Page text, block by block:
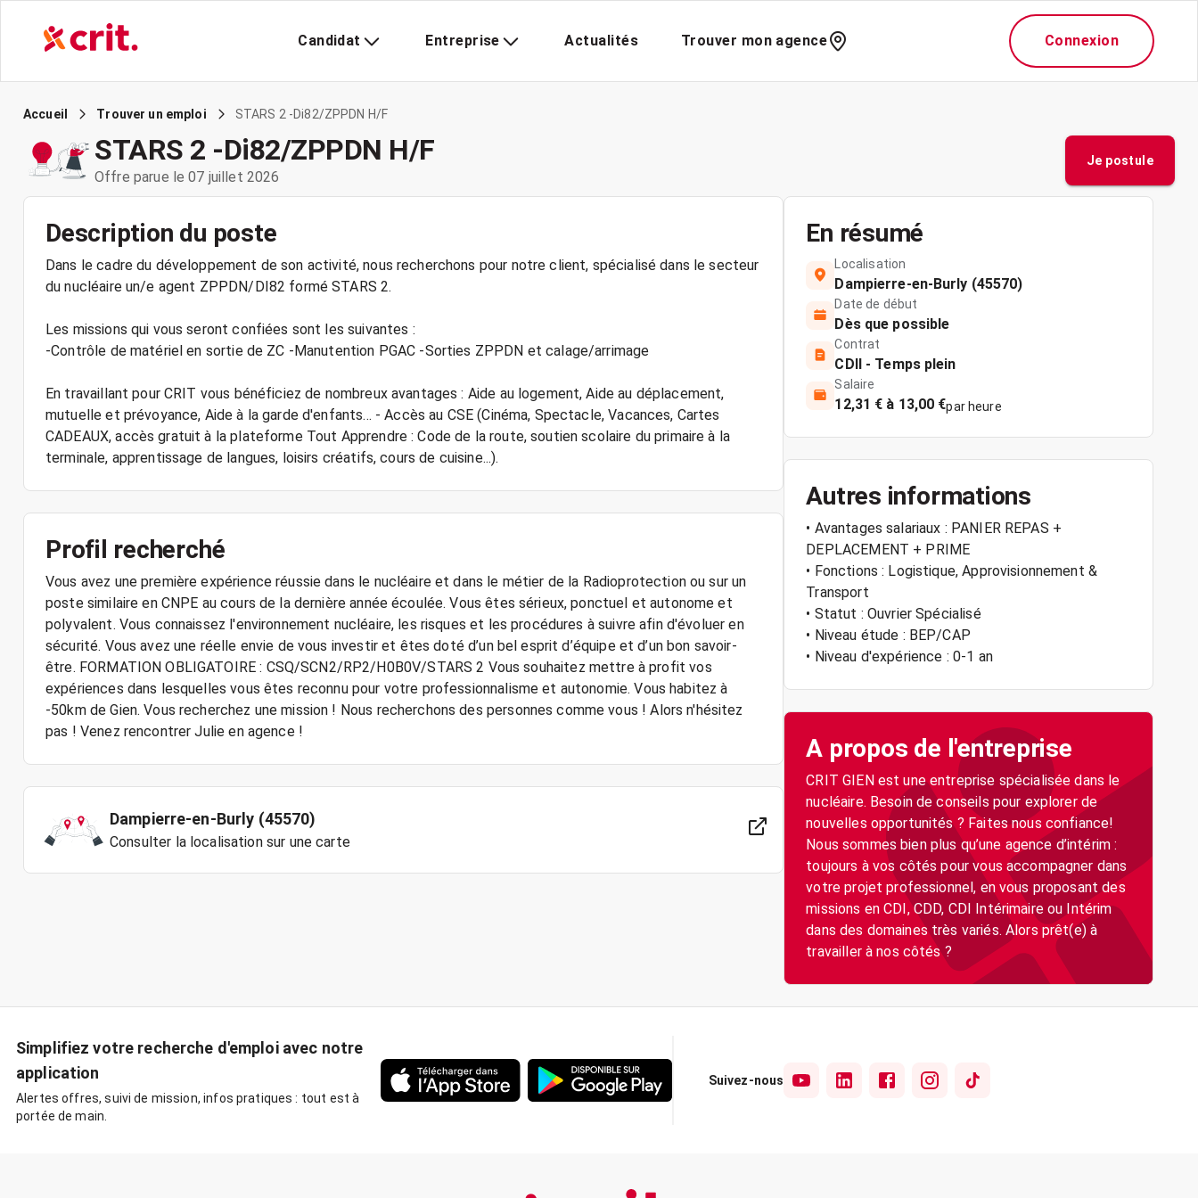
Candidat Entreprise Actualités Trouver mon agence Connexion
Accueil Trouver un emploi STARS 2 -Di82/ZPPDN H/F
STARS 2 -Di82/ZPPDN H/F
Offre parue le 07 juillet 2026
Je postule
Description du poste
Dans le cadre du développement de son activité, nous recherchons pour notre client, spécialisé dans le secteur
du nucléaire un/e agent ZPPDN/DI82 formé STARS 2.
Les missions qui vous seront confiées sont les suivantes :
-Contrôle de matériel en sortie de ZC -Manutention PGAC -Sorties ZPPDN et calage/arrimage
En travaillant pour CRIT vous bénéficiez de nombreux avantages : Aide au logement, Aide au déplacement,
mutuelle et prévoyance, Aide à la garde d'enfants... - Accès au CSE (Cinéma, Spectacle, Vacances, Cartes
CADEAUX, accès gratuit à la plateforme Tout Apprendre : Code de la route, soutien scolaire du primaire à la
terminale, apprentissage de langues, loisirs créatifs, cours de cuisine...).
Profil recherché
Vous avez une première expérience réussie dans le nucléaire et dans le métier de la Radioprotection ou sur un
poste similaire en CNPE au cours de la dernière année écoulée. Vous êtes sérieux, ponctuel et autonome et
polyvalent. Vous connaissez l'environnement nucléaire, les risques et les procédures à suivre afin d'évoluer en
sécurité. Vous avez une réelle envie de vous investir et êtes doté d’un bel esprit d’équipe et d’un bon savoir-
être. FORMATION OBLIGATOIRE : CSQ/SCN2/RP2/H0B0V/STARS 2 Vous souhaitez mettre à profit vos
expériences dans lesquelles vous êtes reconnu pour votre professionnalisme et autonomie. Vous habitez à
-50km de Gien. Vous recherchez une mission ! Nous recherchons des personnes comme vous ! Alors n'hésitez
pas ! Venez rencontrer Julie en agence !
Dampierre-en-Burly (45570)
Consulter la localisation sur une carte
En résumé
Localisation
Dampierre-en-Burly (45570)
Date de début
Dès que possible
Contrat
CDII - Temps plein
Salaire
12,31 € à 13,00 €par heure
Autres informations
• Avantages salariaux : PANIER REPAS +
DEPLACEMENT + PRIME
• Fonctions : Logistique, Approvisionnement &
Transport
• Statut : Ouvrier Spécialisé
• Niveau étude : BEP/CAP
• Niveau d'expérience : 0-1 an
A propos de l'entreprise
CRIT GIEN est une entreprise spécialisée dans le
nucléaire. Besoin de conseils pour explorer de
nouvelles opportunités ? Faites nous confiance!
Nous sommes bien plus qu’une agence d’intérim :
toujours à vos côtés pour vous accompagner dans
votre projet professionnel, en vous proposant des
missions en CDI, CDD, CDI Intérimaire ou Intérim
dans des domaines très variés. Alors prêt(e) à
travailler à nos côtés ?
Simplifiez votre recherche d'emploi avec notre
application
Alertes offres, suivi de mission, infos pratiques : tout est à
portée de main.
Suivez-nous